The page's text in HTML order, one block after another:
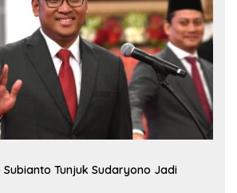
Tunjuk Sudaryono Jadi